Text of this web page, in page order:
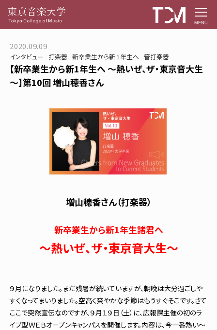
MENU
2020.09.09
インタビュー 打楽器 新卒業生から新１年生へ 管打楽器
【新卒業生から新1年生へ ～熱いぜ、ザ・東京音大生
～】第10回 増山穂香さん
増山穂香さん（打楽器）
新卒業生から新1年生諸君へ
～熱いぜ、ザ・東京音大生～
９月になりました。まだ残暑が続いていますが、朝晩は大分過ごしや
すくなってまいりました。空高く爽やかな季節はもうすぐそこです。さて
ここで突然宣伝なのですが、９月１９日（土）に、広報課主催の初のラ
イブ型ＷＥＢオープンキャンパスを開催します。内容は、今一番熱い～